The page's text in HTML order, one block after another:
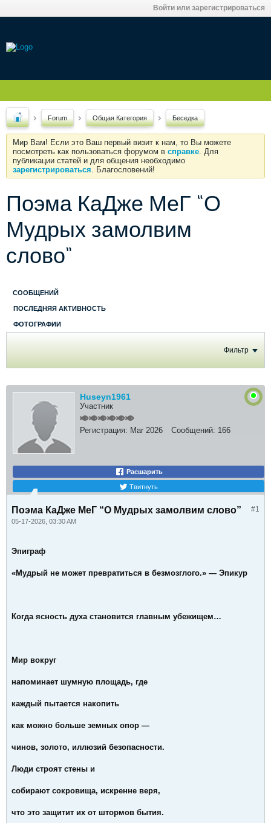
Войти или зарегистрироваться
Forum Общая Категория Беседка
Мир Вам! Если это Ваш первый визит к нам, то Вы можете
посмотреть как пользоваться форумом в справке. Для
публикации статей и для общения необходимо
зарегистрироваться. Благословений!
Поэма КаДже МеГ “О
Мудрых замолвим
слово”
СООБЩЕНИЙ
ПОСЛЕДНЯЯ АКТИВНОСТЬ
ФОТОГРАФИИ
Фильтр
Huseyn1961
Участник
Регистрация: Mar 2026 Сообщений: 166
Расшарить
Твитнуть
#1
Поэма КаДже МеГ “О Мудрых замолвим слово”
05-17-2026, 03:30 AM
Эпиграф
«Мудрый не может превратиться в безмозглого.» — Эпикур
Когда ясность духа становится главным убежищем…
Мир вокруг
напоминает шумную площадь, где
каждый пытается накопить
как можно больше земных опор —
чинов, золото, иллюзий безопасности.
Люди строят стены и
собирают сокровища, искренне веря,
что это защитит их от штормов бытия.